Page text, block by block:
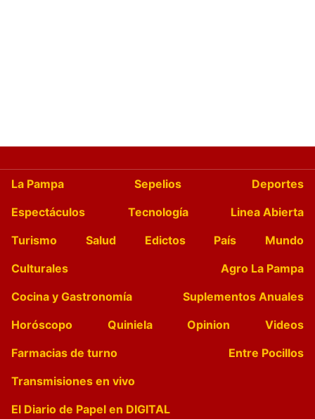
La Pampa Sepelios
Deportes
Espectáculos
Tecnología
Linea Abierta
Turismo
Salud Edictos País
Mundo
Culturales
Agro La Pampa
Cocina y Gastronomía
Suplementos Anuales
Horóscopo
Quiniela Opinion
Videos
Farmacias de turno
Entre Pocillos
Transmisiones en vivo
El Diario de Papel en DIGITAL